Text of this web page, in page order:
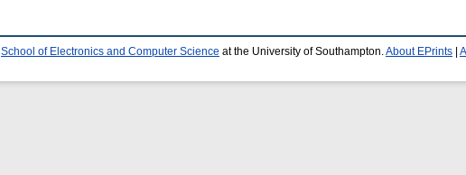
School of Electronics and Computer Science at the University of Southampton. About EPrints